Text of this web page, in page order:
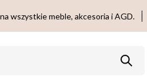
wszystkie meble, akcesoria i AGD.